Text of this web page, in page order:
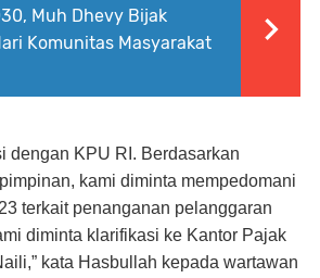
Muh Dhevy Bijak
Komunitas Masyarakat
dengan KPU RI. Berdasarkan
kami diminta mempedomani
terkait penanganan pelanggaran
diminta klarifikasi ke Kantor Pajak
kata Hasbullah kepada wartawan